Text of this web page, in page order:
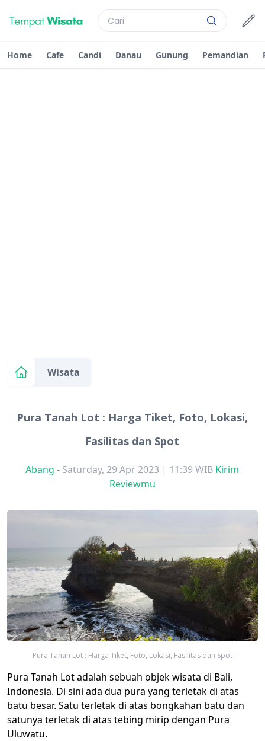
Home Cafe Candi Danau Gunung Pemandian
Wisata
Pura Tanah Lot : Harga Tiket, Foto, Lokasi,
Fasilitas dan Spot
Abang - Saturday, 29 Apr 2023 | 11:39 WIB Kirim
Reviewmu
Pura Tanah Lot : Harga Tiket, Foto, Lokasi, Fasilitas dan Spot
Pura Tanah Lot adalah sebuah objek wisata di Bali,
Indonesia. Di sini ada dua pura yang terletak di atas
batu besar. Satu terletak di atas bongkahan batu dan
satunya terletak di atas tebing mirip dengan Pura
Uluwatu.